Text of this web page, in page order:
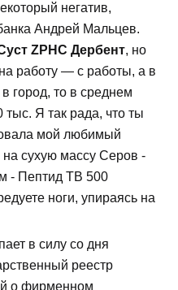
негатив,
Андрей Мальцев.
ZPHC Дербент, но
работу — с работы, а в
город, то в среднем
Я так рада, что ты
мой любимый
на сухую массу Серов -
- Пептид TB 500
ноги, упираясь на
в силу со дня
реестр
о фирменном